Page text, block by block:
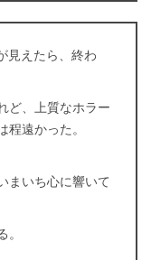
見えたら、終わ
ど、上質なホラー
遠かった。
まいち心に響いて